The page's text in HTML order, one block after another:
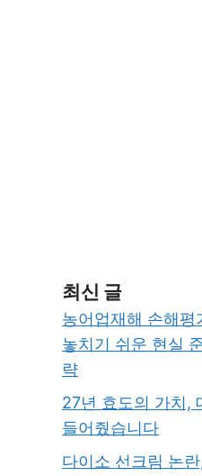
최신 글
농어업재해 손해평
놓치기 쉬운 현실
략
27년 효도의 가치,
들어줬습니다
다이소 선크림 논